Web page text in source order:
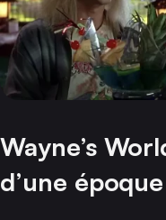
Wayne’s
d’une époque